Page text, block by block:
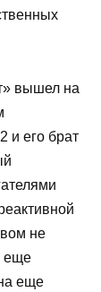
вышел на
и его брат
не
еще
еще